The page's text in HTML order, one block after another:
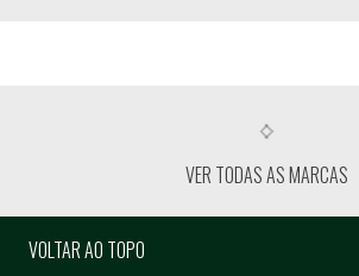
VER TODAS AS MARCAS
VOLTAR AO TOPO